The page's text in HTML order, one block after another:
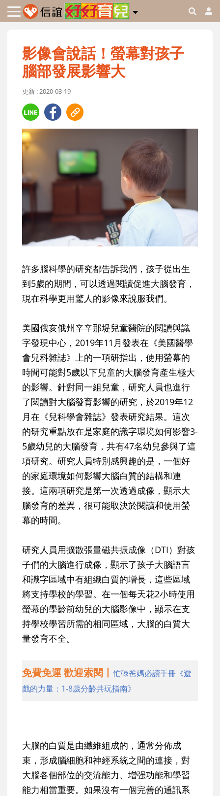
影像會說話！螢幕對孩子
腦部發展影響大
更新 : 2020-03-19
許多腦科學的研究都告訴我們，孩子從出生
到5歲的期間，可以透過閱讀促進大腦發育，
現在科學更用驚人的影像來說服我們。
美國俄亥俄州辛辛那堤兒童醫院的閱讀與識
字發現中心，2019年11月發表在《美國醫學
會兒科雜誌》上的一項研指出，使用螢幕的
時間可能對5歲以下兒童的大腦發育產生極大
的影響。針對同一組兒童，研究人員也進行
了閱讀對大腦發育影響的研究，於2019年12
月在《兒科學會雜誌》發表研究結果。這次
的研究重點放在是家庭的識字環境如何影響3-
5歲幼兒的大腦發育，共有47名幼兒參與了這
項研究。研究人員特別感興趣的是，一個好
的家庭環境如何影響大腦白質的結構和連
接。這兩項研究是第一次透過成像，顯示大
腦發育的差異，很可能取決於閱讀和使用螢
幕的時間。
研究人員用擴散張量磁共振成像（DTI）對孩
子們的大腦進行成像，顯示了孩子大腦語言
和識字區域中有組織白質的增長，這些區域
將支持學校的學習。在一個每天花2小時使用
螢幕的學齡前幼兒的大腦影像中，顯示在支
持學校學習所需的相同區域，大腦的白質大
量發育不全。
免費免運 歡迎索閱丨忙碌爸媽必讀手冊《遊
戲的力量：1-8歲分齡共玩指南》
大腦的白質是由纖維組成的，通常分佈成
束，形成腦細胞和神經系統之間的連接，對
大腦各個部位的交流能力、增强功能和學習
能力相當重要。如果沒有一個完善的通訊系